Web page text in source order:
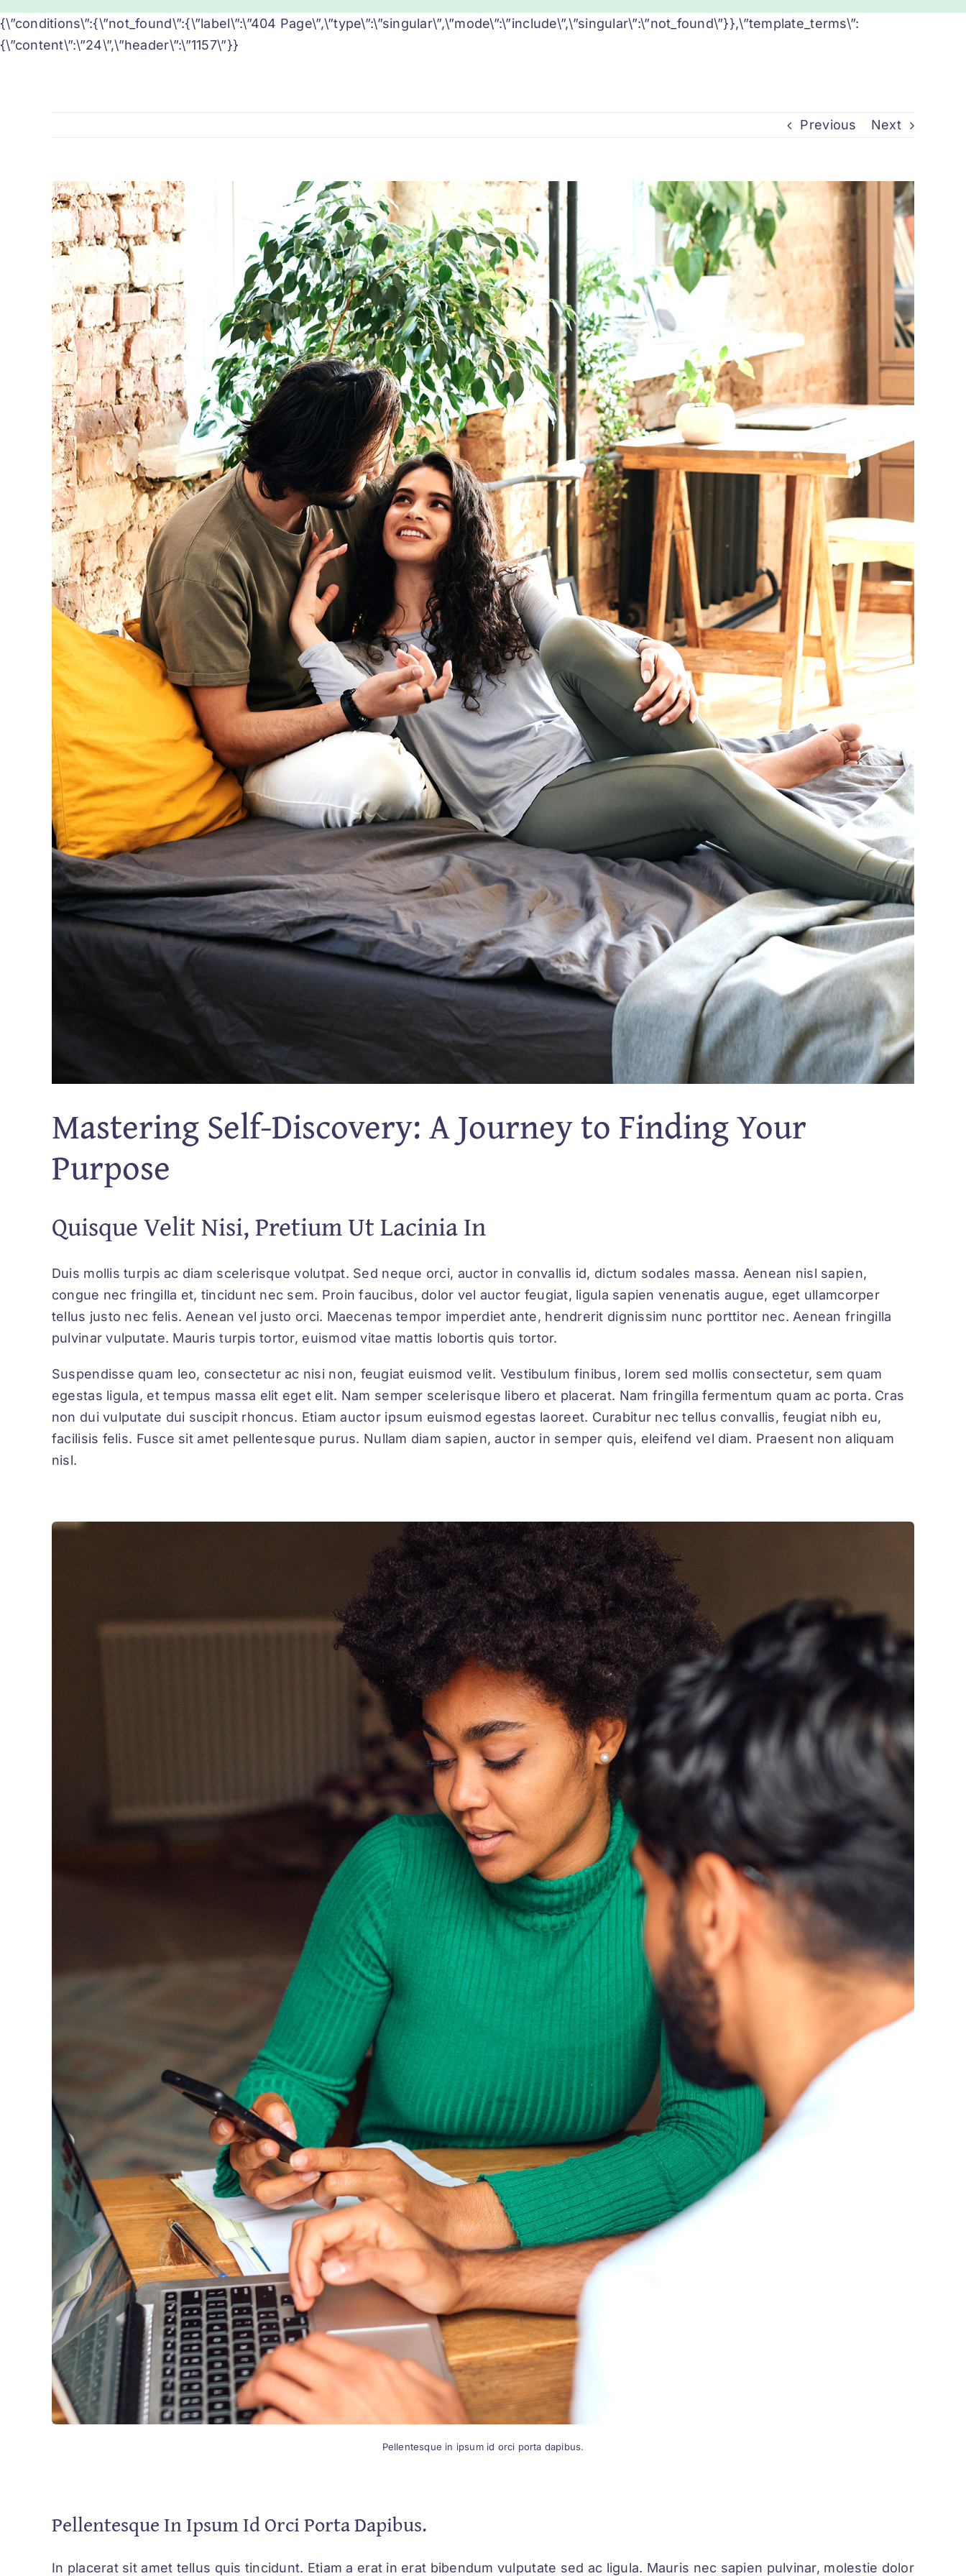
Skip
to
content
{\”conditions\”:{\”not_found\”:{\”label\”:\”404 Page\”,\”type\”:\”singular\”,\”mode\”:\”include\”,\”singular\”:\”not_found\”}},\”template_terms\”:
{\”content\”:\”24\”,\”header\”:\”1157\”}}
Previous Next
View
Larger
Image
Mastering Self-Discovery: A Journey to Finding Your
Purpose
Quisque Velit Nisi, Pretium Ut Lacinia In
Duis mollis turpis ac diam scelerisque volutpat. Sed neque orci, auctor in convallis id, dictum sodales massa. Aenean nisl sapien,
congue nec fringilla et, tincidunt nec sem. Proin faucibus, dolor vel auctor feugiat, ligula sapien venenatis augue, eget ullamcorper
tellus justo nec felis. Aenean vel justo orci. Maecenas tempor imperdiet ante, hendrerit dignissim nunc porttitor nec. Aenean fringilla
pulvinar vulputate. Mauris turpis tortor, euismod vitae mattis lobortis quis tortor.
Suspendisse quam leo, consectetur ac nisi non, feugiat euismod velit. Vestibulum finibus, lorem sed mollis consectetur, sem quam
egestas ligula, et tempus massa elit eget elit. Nam semper scelerisque libero et placerat. Nam fringilla fermentum quam ac porta. Cras
non dui vulputate dui suscipit rhoncus. Etiam auctor ipsum euismod egestas laoreet. Curabitur nec tellus convallis, feugiat nibh eu,
facilisis felis. Fusce sit amet pellentesque purus. Nullam diam sapien, auctor in semper quis, eleifend vel diam. Praesent non aliquam
nisl.
Pellentesque in ipsum id orci porta dapibus.
Pellentesque In Ipsum Id Orci Porta Dapibus.
In placerat sit amet tellus quis tincidunt. Etiam a erat in erat bibendum vulputate sed ac ligula. Mauris nec sapien pulvinar, molestie dolor